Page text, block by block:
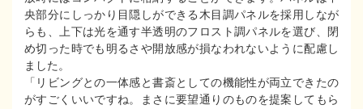
央部分にしっかり目隠しができる木目調パネルを採用しなが
らも、上下は光を通す半透明のフロスト調パネルを選び、閉
め切った時でも明るさや開放感が損なわれないように配慮し
ました。
「リビングとの一体感と書斎としての機能性が両立できたの
がすごくいいですね。まさに要望通りのものを提案してもら